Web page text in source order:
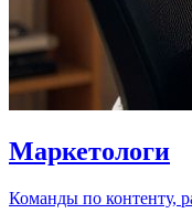
Маркетологи
Команды по контенту,